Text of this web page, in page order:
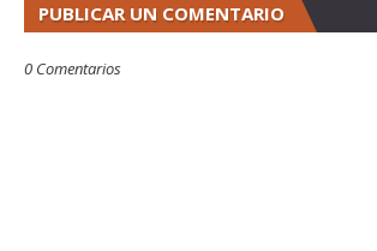
PUBLICAR UN COMENTARIO
0 Comentarios